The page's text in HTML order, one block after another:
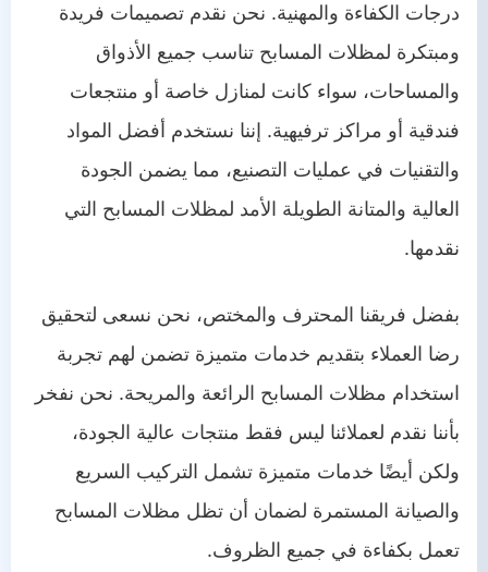
درجات الكفاءة والمهنية. نحن نقدم تصميمات فريدة
ومبتكرة لمظلات المسابح تناسب جميع الأذواق
والمساحات، سواء كانت لمنازل خاصة أو منتجعات
فندقية أو مراكز ترفيهية. إننا نستخدم أفضل المواد
والتقنيات في عمليات التصنيع، مما يضمن الجودة
العالية والمتانة الطويلة الأمد لمظلات المسابح التي
نقدمها.
بفضل فريقنا المحترف والمختص، نحن نسعى لتحقيق
رضا العملاء بتقديم خدمات متميزة تضمن لهم تجربة
استخدام مظلات المسابح الرائعة والمريحة. نحن نفخر
بأننا نقدم لعملائنا ليس فقط منتجات عالية الجودة،
ولكن أيضًا خدمات متميزة تشمل التركيب السريع
والصيانة المستمرة لضمان أن تظل مظلات المسابح
تعمل بكفاءة في جميع الظروف.